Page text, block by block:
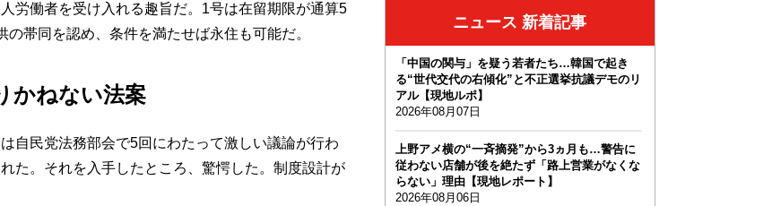
労働者を受け入れる趣旨だ。1号は在留期限が通算5
帯同を認め、条件を満たせば永住も可能だ。
かねない法案
自民党法務部会で5回にわたって激しい議論が行わ
た。それを入手したところ、驚愕した。制度設計が
ニュース 新着記事
「中国の関与」を疑う若者たち…韓国で起き
る“世代交代の右傾化”と不正選挙抗議デモのリ
アル【現地ルポ】
2026年08月07日
上野アメ横の“一斉摘発”から3ヵ月も…警告に
従わない店舗が後を絶たず「路上営業がなくな
らない」理由【現地レポート】
2026年08月06日